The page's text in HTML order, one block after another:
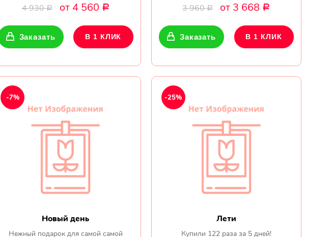
4 930Р от 4 560 Р
Заказать В 1 КЛИК
3 960Р от 3 668 Р
Заказать В 1 КЛИК
Новый день
Нежный подарок для самой самой
-7%
Лети
Купили 122 раза за 5 дней!
-25%